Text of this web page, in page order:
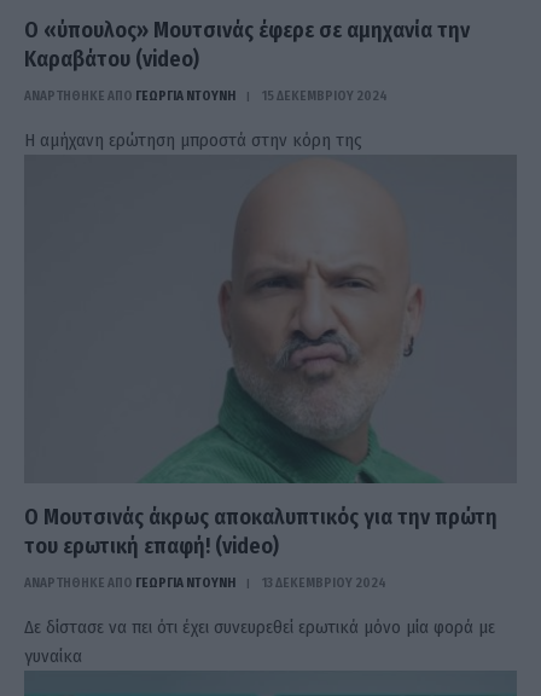
Ο «ύπουλος» Μουτσινάς έφερε σε αμηχανία την
Καραβάτου (video)
ΑΝΑΡΤΗΘΗΚΕ ΑΠΟ ΓΕΩΡΓΊΑ ΝΤΟΎΝΗ 15 ΔΕΚΕΜΒΡΊΟΥ 2024
Η αμήχανη ερώτηση μπροστά στην κόρη της
Ο Μουτσινάς άκρως αποκαλυπτικός για την πρώτη
του ερωτική επαφή! (video)
ΑΝΑΡΤΗΘΗΚΕ ΑΠΟ ΓΕΩΡΓΊΑ ΝΤΟΎΝΗ 13 ΔΕΚΕΜΒΡΊΟΥ 2024
Δε δίστασε να πει ότι έχει συνευρεθεί ερωτικά μόνο μία φορά με
γυναίκα